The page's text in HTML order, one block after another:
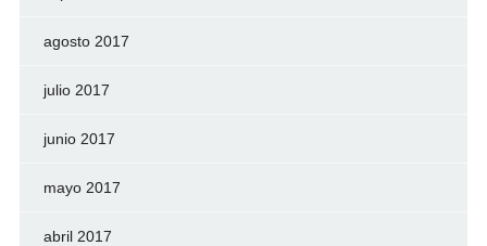
agosto 2017
julio 2017
junio 2017
mayo 2017
abril 2017